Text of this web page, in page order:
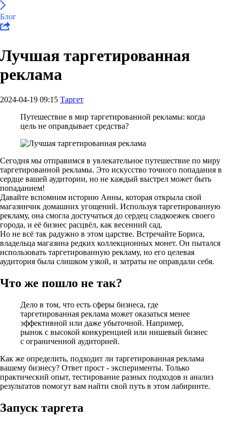
Блог
Лучшая таргетированная
реклама
2024-04-19 09:15 Таргет
Путешествие в мир таргетированной рекламы: когда
цель не оправдывает средства?
Сегодня мы отправимся в увлекательное путешествие по миру
таргетированной рекламы. Это искусство точного попадания в
сердце вашей аудитории, но не каждый выстрел может быть
попаданием!
Давайте вспомним историю Анны, которая открыла свой
магазинчик домашних угощений. Используя таргетированную
рекламу, она смогла достучаться до сердец сладкоежек своего
города, и её бизнес расцвёл, как весенний сад.
Но не всё так радужно в этом царстве. Встречайте Бориса,
владельца магазина редких коллекционных монет. Он пытался
использовать таргетированную рекламу, но его целевая
аудитория была слишком узкой, и затраты не оправдали себя.
Что же пошло не так?
Дело в том, что есть сферы бизнеса, где
таргетированная реклама может оказаться менее
эффективной или даже убыточной. Например,
рынок с высокой конкуренцией или нишевый бизнес
с ограниченной аудиторией.
Как же определить, подходит ли таргетированная реклама
вашему бизнесу? Ответ прост - эксперименты. Только
практический опыт, тестирование разных подходов и анализ
результатов помогут вам найти свой путь в этом лабиринте.
Запуск таргета